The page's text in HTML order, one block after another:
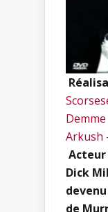
Demme
Arkush
Acteur
Dick
de